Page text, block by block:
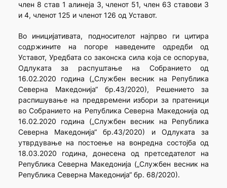
член 8 став 1 алинеја 3, членот 51, член 63 ставови 3
и 4, членот 125 и членот 126 од Уставот.
Во иницијативата, подносителот најпрво ги цитира
содржините на погоре наведените одредби од
Уставот, Уредбата со законска сила која се оспорува,
Одлуката за распуштање на Собранието од
16.02.2020 година („Службен весник на Република
Северна Македонија“ бр.43/2020), Решението за
распишување на предвремени избори за пратеници
во Собранието на Република Северна Македонија од
16.02.2020 година („Службен весник на Република
Северна Македонија“ бр.43/2020) и Одлуката за
утврдување на постоење на вонредна состојба од
18.03.2020 година, донесена од претседателот на
Република Северна Македонија („Службен весник на
Република Северна Македонија“ бр. 68/2020).